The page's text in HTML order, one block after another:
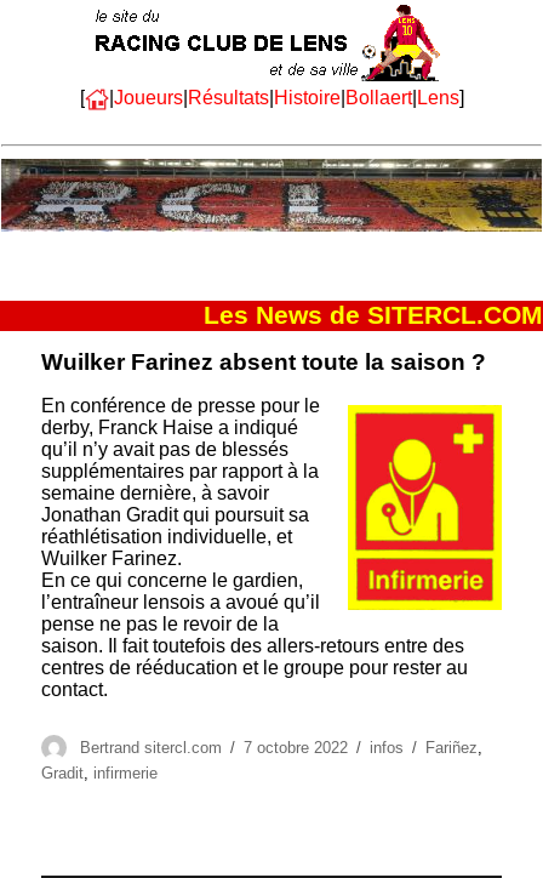
[ | Joueurs| Résultats| Histoire| Bollaert| Lens]
Les News de SITERCL.COM
Wuilker Farinez absent toute la saison ?
En conférence de presse pour le
derby, Franck Haise a indiqué
qu’il n’y avait pas de blessés
supplémentaires par rapport à la
semaine dernière, à savoir
Jonathan Gradit qui poursuit sa
réathlétisation individuelle, et
Wuilker Farinez.
En ce qui concerne le gardien,
l’entraîneur lensois a avoué qu’il
pense ne pas le revoir de la
saison. Il fait toutefois des allers-retours entre des
centres de rééducation et le groupe pour rester au
contact.
Auteur
Bertrand sitercl.com
Publié
7 octobre 2022 Catégories
infos Étiquettes
Fariñez
Gradit, infirmerie